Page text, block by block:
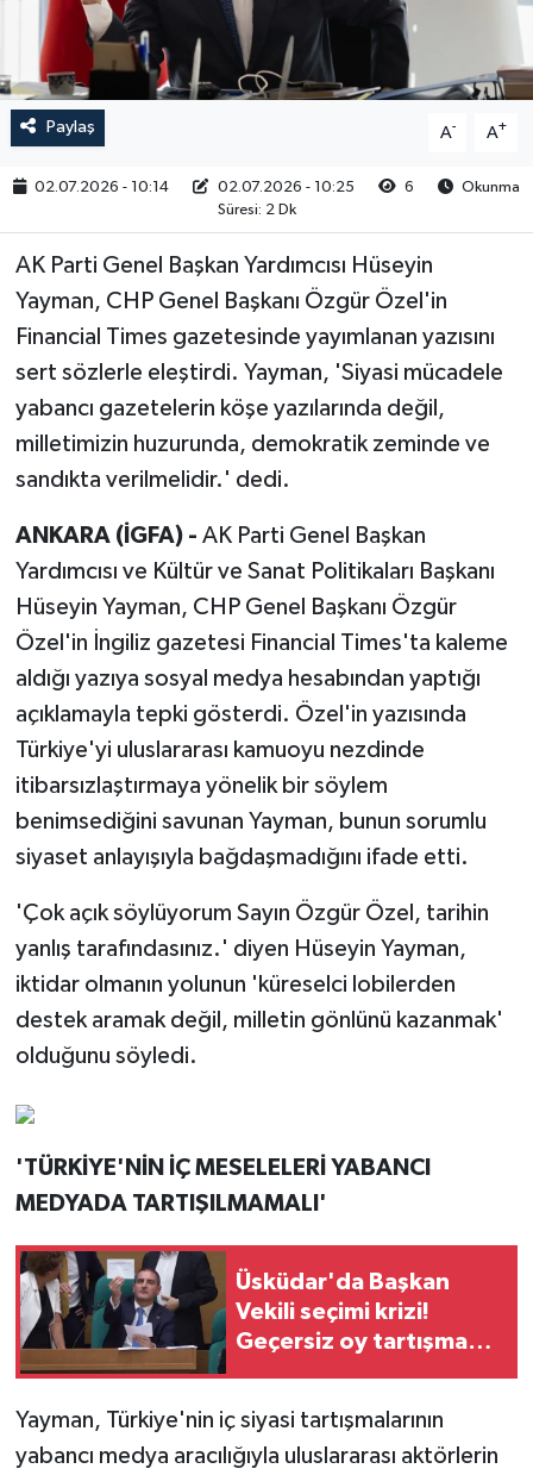
Paylaş A- A+
02.07.2026 - 10:14 02.07.2026 - 10:25 6
Okunma
Süresi: 2 Dk
AK Parti Genel Başkan Yardımcısı Hüseyin
Yayman, CHP Genel Başkanı Özgür Özel'in
Financial Times gazetesinde yayımlanan yazısını
sert sözlerle eleştirdi. Yayman, 'Siyasi mücadele
yabancı gazetelerin köşe yazılarında değil,
milletimizin huzurunda, demokratik zeminde ve
sandıkta verilmelidir.' dedi.
ANKARA (İGFA) - AK Parti Genel Başkan
Yardımcısı ve Kültür ve Sanat Politikaları Başkanı
Hüseyin Yayman, CHP Genel Başkanı Özgür
Özel'in İngiliz gazetesi Financial Times'ta kaleme
aldığı yazıya sosyal medya hesabından yaptığı
açıklamayla tepki gösterdi. Özel'in yazısında
Türkiye'yi uluslararası kamuoyu nezdinde
itibarsızlaştırmaya yönelik bir söylem
benimsediğini savunan Yayman, bunun sorumlu
siyaset anlayışıyla bağdaşmadığını ifade etti.
'Çok açık söylüyorum Sayın Özgür Özel, tarihin
yanlış tarafındasınız.' diyen Hüseyin Yayman,
iktidar olmanın yolunun 'küreselci lobilerden
destek aramak değil, milletin gönlünü kazanmak'
olduğunu söyledi.
'TÜRKİYE'NİN İÇ MESELELERİ YABANCI
MEDYADA TARTIŞILMAMALI'
Üsküdar'da Başkan
Vekili seçimi krizi!
Geçersiz oy tartışması
Yayman, Türkiye'nin iç siyasi tartışmalarının
yabancı medya aracılığıyla uluslararası aktörlerin